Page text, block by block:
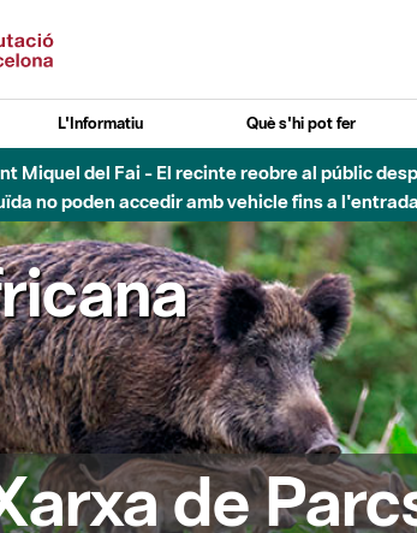
L'Informatiu Què s'hi pot fer
Miquel del Fai - El recinte reobre al públic
no poden accedir amb vehicle fins a
de